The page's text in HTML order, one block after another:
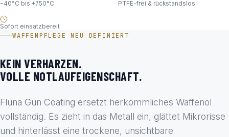
−40°C bis +750°C PTFE-frei & rückstandslos
Sofort einsatzbereit
WAFFENPFLEGE NEU DEFINIERT
KEIN VERHARZEN.
VOLLE NOTLAUFEIGENSCHAFT.
Fluna Gun Coating ersetzt herkömmliches Waffenöl
vollständig. Es zieht in das Metall ein, glättet Mikrorisse
und hinterlässt eine trockene, unsichtbare